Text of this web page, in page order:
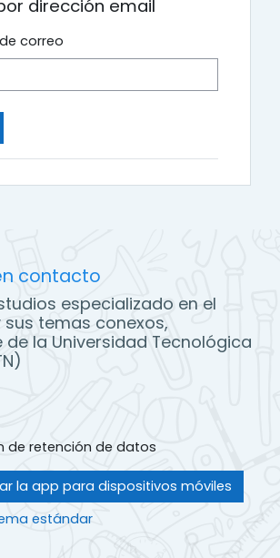
dirección email
correo
contacto
especializado en el
temas conexos,
de la Universidad Tecnológica
de retención de datos
la app para dispositivos móviles
estándar